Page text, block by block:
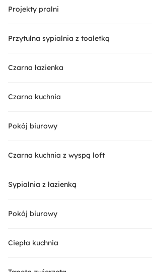
Projekty pralni
Przytulna sypialnia z toaletką
Czarna łazienka
Czarna kuchnia
Pokój biurowy
Czarna kuchnia z wyspą loft
Sypialnia z łazienką
Pokój biurowy
Ciepła kuchnia